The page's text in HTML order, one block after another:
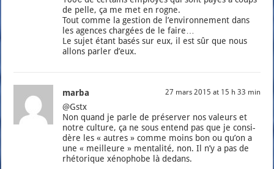
de pelle, ça me met en rogne.
Tout comme la ges­tion de l’en­vi­ron­ne­ment dans
les agences char­gées de le faire…
Le sujet étant basés sur eux, il est sûr que nous
allons par­ler d’eux.
marba 27 mars 2015 at 15 h 33 min
@Gstx
Non quand je parle de pré­ser­ver nos valeurs et
notre culture, ça ne sous entend pas que je consi­
dère les « autres » comme moins bon ou qu’on a
une « meilleure » men­ta­li­té, non. Il n’y a pas de
rhé­to­rique xéno­phobe là dedans.